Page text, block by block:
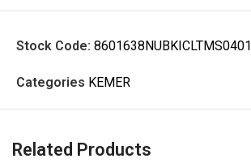
Stock Code: 8601638NUBKICLTMS0401
Categories KEMER
Related Products